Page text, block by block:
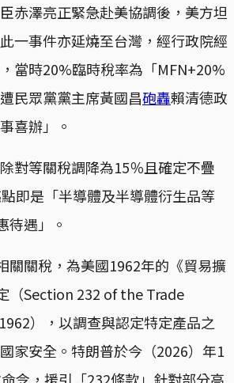
赤澤亮正緊急赴美協調後，美方坦
一事件亦延燒至台灣，經行政院經
當時20%臨時稅率為「MFN+20%
民眾黨黨主席黃國昌砲轟賴清德政
喜辦」。
對等關稅調降為15％且確定不疊
即是「半導體及半導體衍生品等
待遇」。
關關稅，為美國1962年的《貿易擴
（Section 232 of the Trade
），以調查與認定特定產品之
家安全。特朗普於今（2026）年1
令，援引「232條款」針對部分高